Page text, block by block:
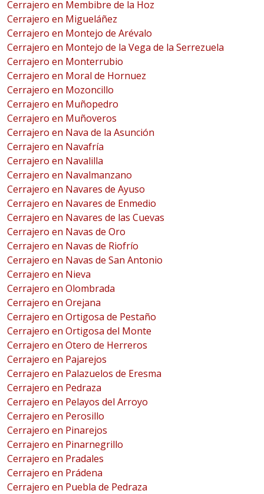
Cerrajero en Membibre de la Hoz
Cerrajero en Migueláñez
Cerrajero en Montejo de Arévalo
Cerrajero en Montejo de la Vega de la Serrezuela
Cerrajero en Monterrubio
Cerrajero en Moral de Hornuez
Cerrajero en Mozoncillo
Cerrajero en Muñopedro
Cerrajero en Muñoveros
Cerrajero en Nava de la Asunción
Cerrajero en Navafría
Cerrajero en Navalilla
Cerrajero en Navalmanzano
Cerrajero en Navares de Ayuso
Cerrajero en Navares de Enmedio
Cerrajero en Navares de las Cuevas
Cerrajero en Navas de Oro
Cerrajero en Navas de Riofrío
Cerrajero en Navas de San Antonio
Cerrajero en Nieva
Cerrajero en Olombrada
Cerrajero en Orejana
Cerrajero en Ortigosa de Pestaño
Cerrajero en Ortigosa del Monte
Cerrajero en Otero de Herreros
Cerrajero en Pajarejos
Cerrajero en Palazuelos de Eresma
Cerrajero en Pedraza
Cerrajero en Pelayos del Arroyo
Cerrajero en Perosillo
Cerrajero en Pinarejos
Cerrajero en Pinarnegrillo
Cerrajero en Pradales
Cerrajero en Prádena
Cerrajero en Puebla de Pedraza